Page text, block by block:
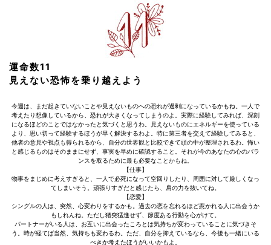
運命数11
見えない恐怖を乗り越えよう
今週は、まだ起きていないことや見えないものへの恐れが過剰になっているかもね。一人で
考えたり想像しているから、恐れが大きくなってしまうのよ。実際に経験してみれば、深刻
になるほどのことではなかったと気づくと思うわ。見えないものにエネルギーを使っている
より、思い切って経験するほうが早く解決するわよ。特に第三者を交えて経験してみると、
他者の意見や視点も得られるから、自分の世界観と比較できて頭の中が整理されるわ。怖い
と感じるものはそのままにせず、事実を早めに確認すること。それが今のあなたの心のバラ
ンスを取るために最も必要なことかもね。
【仕事】
物事をまじめに考えすぎると、一人で必死になって空回りしたり、周囲に対して厳しくなっ
てしまいそう。頑張りすぎだと感じたら、肩の力を抜いてね。
【恋愛】
シングルの人は、突然、心変わりをするかも。過去の恋を忘れるほど惹かれる人に出会うか
もしれんね。ただし猪突猛進せず、節度ある行動を心がけて。
パートナーがいる人は、お互いに出会ったころとは気持ちが変わっていることに気づきそ
う。時が経てば当然、気持ちも変わるわ。ただ、自分を抑えているなら、今後も一緒にいる
べきか考えたほうがいいかもよ。